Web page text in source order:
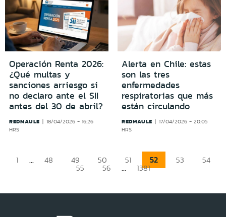
Operación Renta 2026:
¿Qué multas y
sanciones arriesgo si
no declaro ante el SII
antes del 30 de abril?
REDMAULE
18/04/2026 - 16:26
HRS
Alerta en Chile: estas
son las tres
enfermedades
respiratorias que más
están circulando
REDMAULE
17/04/2026 - 20:05
HRS
1 ... 48 49 50 51 52 53 54
55 56 ... 1381